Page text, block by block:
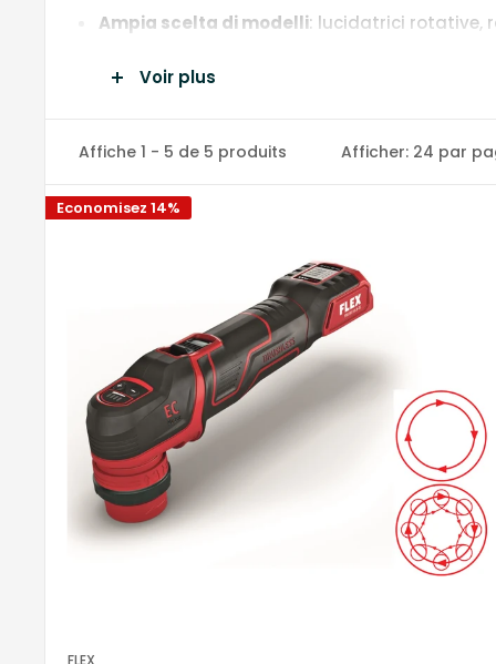
Ampia scelta di modelli: lucidatrici rotative,
Tecnologia avanzata
più adatta alle tue esigenze!
Guida alla scelta della
Quando si tratta di lucidare superfici come
alcuni fattori chiave da considerare:
1. Tipi di Lucidatrici
Lucidatrici rotative: Offrono una potenza
alla vernice.
Lucidatrici roto-orbitali: Più facili da usare,
Voir plus
Affiche 1 - 5 de 5 produits Afficher: 24 par
Economisez 14%
FLEX